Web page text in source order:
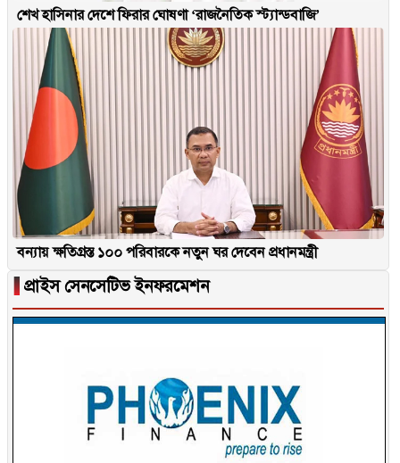
শেখ হাসিনার দেশে ফিরার ঘোষণা ‘রাজনৈতিক স্ট্যান্ডবাজি’
বন্যায় ক্ষতিগ্রস্ত ১০০ পরিবারকে নতুন ঘর দেবেন প্রধানমন্ত্রী
▐ প্রাইস সেনসেটিভ ইনফরমেশন